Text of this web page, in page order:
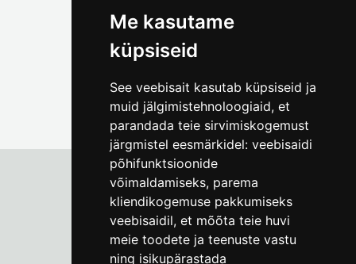
Me kasutame
küpsiseid
See veebisait kasutab küpsiseid ja
muid jälgimistehnoloogiaid, et
parandada teie sirvimiskogemust
järgmistel eesmärkidel: veebisaidi
põhifunktsioonide
võimaldamiseks, parema
kliendikogemuse pakkumiseks
veebisaidil, et mõõta teie huvi
meie toodete ja teenuste vastu
ning isikupärastada
Tallinna Linnamuuseum
Vene 17